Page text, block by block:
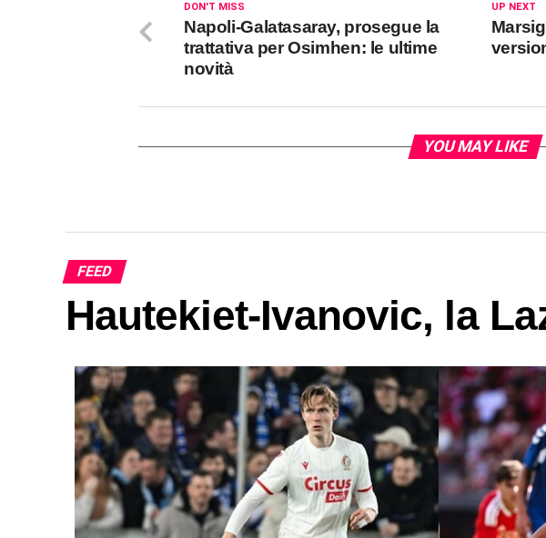
UP NEXT
DON'T MISS
Napoli-Galatasaray, prosegue la
trattativa per Osimhen: le ultime
novità
YOU MAY LIKE
FEED
Hautekiet-Ivanovic, la